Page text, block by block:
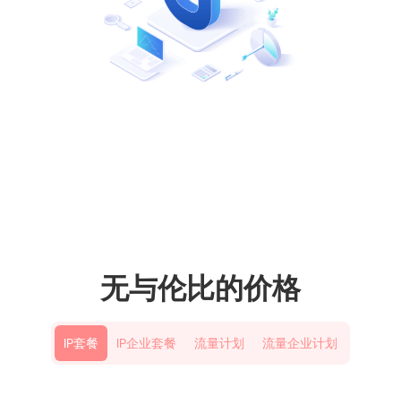
无与伦比的价格
IP套餐 IP企业套餐 流量计划 流量企业计划